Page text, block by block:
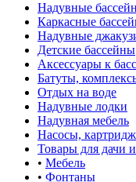
Надувные
Каркасные
Надувные
Детские бассейны
Аксессуары к
Батуты,
Отдых на воде
Надувные лодки
Надувная мебель
Насосы,
Товары для дачи и
• Мебель
• Фонтаны